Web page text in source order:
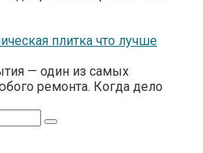
плитка что лучше
— один из самых
ремонта. Когда дело